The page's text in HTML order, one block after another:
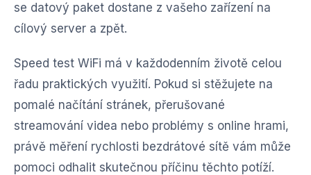
se datový paket dostane z vašeho zařízení na
cílový server a zpět.
Speed test WiFi má v každodenním životě celou
řadu praktických využití. Pokud si stěžujete na
pomalé načítání stránek, přerušované
streamování videa nebo problémy s online hrami,
právě měření rychlosti bezdrátové sítě vám může
pomoci odhalit skutečnou příčinu těchto potíží.